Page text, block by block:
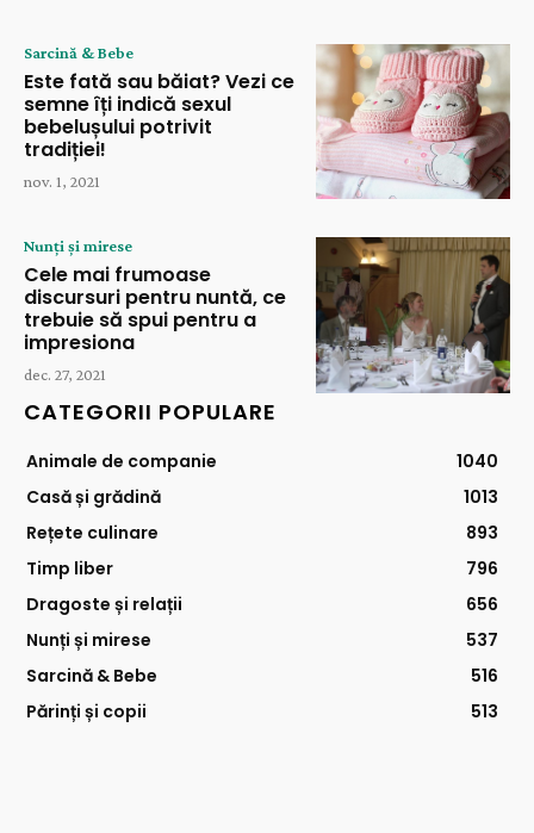
Sarcină & Bebe
Este fată sau băiat? Vezi ce
semne îți indică sexul
bebelușului potrivit
tradiției!
nov. 1, 2021
Nunți și mirese
Cele mai frumoase
discursuri pentru nuntă, ce
trebuie să spui pentru a
impresiona
dec. 27, 2021
CATEGORII POPULARE
Animale de companie
1040
Casă și grădină
1013
Rețete culinare
893
Timp liber
796
Dragoste și relații
656
Nunți și mirese
537
Sarcină & Bebe
516
Părinți și copii
513